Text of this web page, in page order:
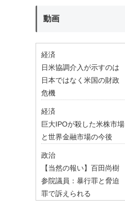
動画
経済
日米協調介入が示すのは
日本ではなく米国の財政
危機
経済
巨大IPOが殺した米株市場
と世界金融市場の今後
政治
【当然の報い】百田尚樹
参院議員：暴行罪と脅迫
罪で訴えられる